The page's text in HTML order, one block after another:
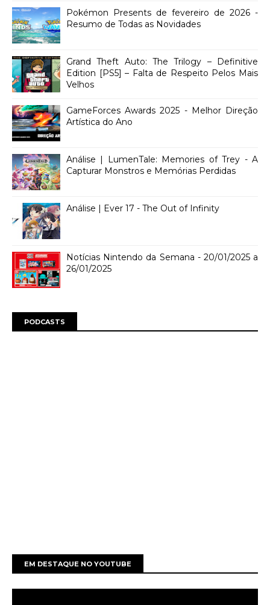
Pokémon Presents de fevereiro de 2026 -
Resumo de Todas as Novidades
Grand Theft Auto: The Trilogy – Definitive
Edition [PS5] – Falta de Respeito Pelos Mais
Velhos
GameForces Awards 2025 - Melhor Direção
Artística do Ano
Análise | LumenTale: Memories of Trey - A
Capturar Monstros e Memórias Perdidas
Análise | Ever 17 - The Out of Infinity
Notícias Nintendo da Semana - 20/01/2025 a
26/01/2025
PODCASTS
EM DESTAQUE NO YOUTUBE